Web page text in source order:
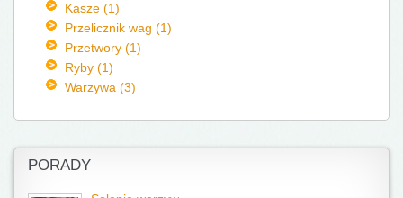
Kasze (1)
Przelicznik wag (1)
Przetwory (1)
Ryby (1)
Warzywa (3)
PORADY